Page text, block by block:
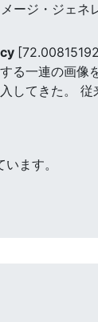
ージ・ジェネ
る一連の画像
してきた。
ます。